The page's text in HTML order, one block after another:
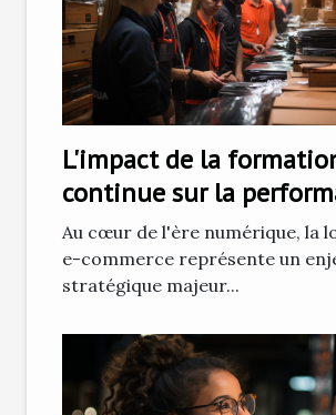
L'impact de la
continue sur la
logistique en e-
Au cœur de l'ère numérique, la
e-commerce représente un
stratégique majeur...